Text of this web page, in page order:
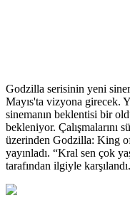
Godzilla serisinin yeni
Mayıs'ta vizyona girecek.
sinemanın beklentisi bir
bekleniyor. Çalışmalarını
üzerinden Godzilla: King
yayınladı. “Kral sen çok
tarafından ilgiyle karşılandı.